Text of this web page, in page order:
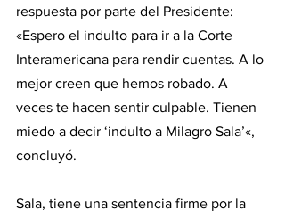
respuesta por parte del Presidente:
«Espero el indulto para ir a la Corte
Interamericana para rendir cuentas. A lo
mejor creen que hemos robado. A
veces te hacen sentir culpable. Tienen
miedo a decir ‘indulto a Milagro Sala’«,
concluyó.
Sala, tiene una sentencia firme por la